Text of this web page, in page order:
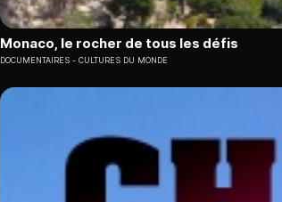
Monaco, le rocher de tous les défis
DOCUMENTAIRES CULTURES DU MONDE